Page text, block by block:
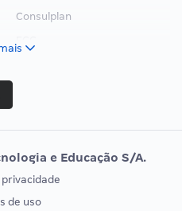
Consulplan
Vunesp
EXAME DE ORDEM
e Educação S/A.
de uso